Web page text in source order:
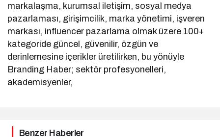
markalaşma, kurumsal iletişim, sosyal medya
pazarlaması, girişimcilik, marka yönetimi, işveren
markası, influencer pazarlama olmak üzere 100+
kategoride güncel, güvenilir, özgün ve
derinlemesine içerikler üretilirken, bu yönüyle
Branding Haber; sektör profesyonelleri,
akademisyenler,
Benzer Haberler